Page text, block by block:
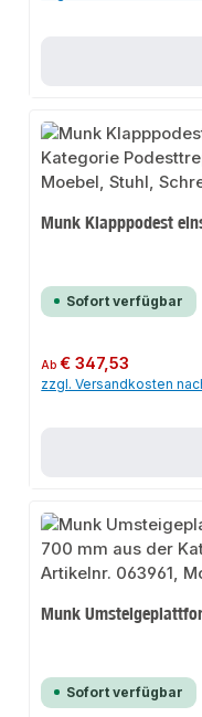
Munk Klapppodest
Sofort verfügbar
Regulärer Preis:
Ab€ 347,53
zzgl. Versandkosten
Munk
Sofort verfügbar